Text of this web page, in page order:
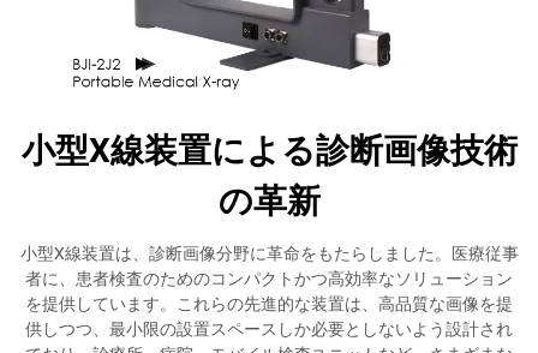
小型X線装置による診断画像技術
の革新
小型X線装置は、診断画像分野に革命をもたらしました。医療従事
者に、患者検査のためのコンパクトかつ高効率なソリューション
を提供しています。これらの先進的な装置は、高品質な画像を提
供しつつ、最小限の設置スペースしか必要としないよう設計され